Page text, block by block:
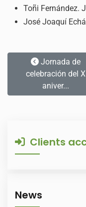
Toñi Fernández.
José Joaquí
Jornada de
celebración del X
aniver...
Clients
News